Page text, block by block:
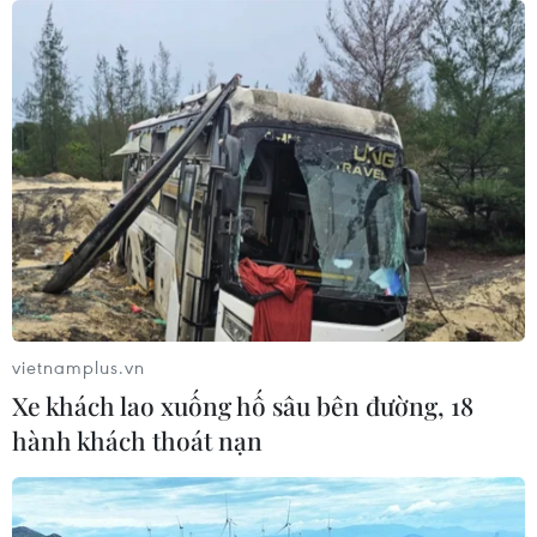
07/08/2026 00:56
Đảng Cộng hòa đề xuất dự luật trao
thêm thẩm quyền thuế quan cho ông
Trump
07/08/2026 00:33
Mỹ: Lãi suất thế chấp tăng lên mức
cao nhất kể từ tháng Bảy năm ngoái
07/08/2026 00:05
Google Wallet cho phép phụ huynh
thiết lập số dư an toàn của con cái
vietnamplus.vn
Xe khách lao xuống hố sâu bên đường, 18
hành khách thoát nạn